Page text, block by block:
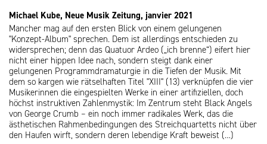
Michael Kube, Neue Musik Zeitung, janvier 2021
Mancher mag auf den ersten Blick von einem gelungenen
"Konzept-Album" sprechen. Dem ist allerdings entschieden zu
widersprechen; denn das Quatuor Ardeo („ich brenne“) eifert hier
nicht einer hippen Idee nach, sondern steigt dank einer
gelungenen Programmdramaturgie in die Tiefen der Musik. Mit
dem so kargen wie rätselhaften Titel "XIII" (13) verknüpfen die vier
Musikerinnen die eingespielten Werke in einer artifiziellen, doch
höchst instruktiven Zahlenmystik: Im Zentrum steht Black Angels
von George Crumb – ein noch immer radikales Werk, das die
ästhetischen Rahmenbedingungen des Streichquartetts nicht über
den Haufen wirft, sondern deren lebendige Kraft beweist (…)